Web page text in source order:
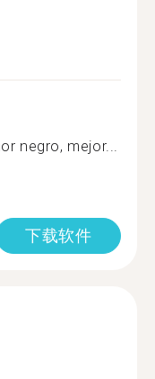
negro, mejor...
下载软件